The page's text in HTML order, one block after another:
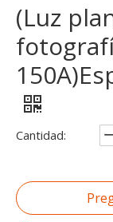
(Luz
Cantidad: